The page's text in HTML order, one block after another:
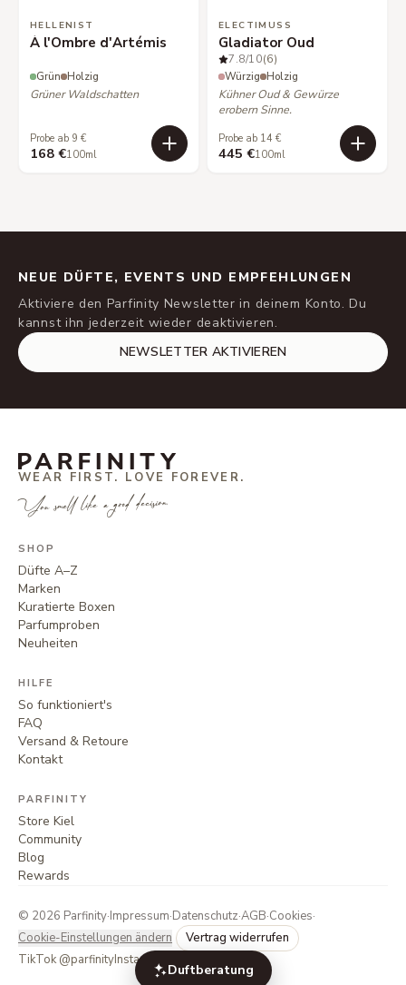
Duftberatung
HELLENIST
À l'Ombre d'Artémis
Grün Holzig
Grüner Waldschatten
Probe ab 9 €
168 €100ml
ELECTIMUSS
Gladiator Oud
7.8/10(6)
Würzig Holzig
Kühner Oud & Gewürze
erobern Sinne.
Probe ab 14 €
445 €100ml
NEUE DÜFTE, EVENTS UND EMPFEHLUNGEN
Aktiviere den Parfinity Newsletter in deinem Konto. Du
kannst ihn jederzeit wieder deaktivieren.
NEWSLETTER AKTIVIEREN
WEAR FIRST. LOVE FOREVER.
You smell like a good decision.
SHOP
Düfte A–Z
Marken
Kuratierte Boxen
Parfumproben
Neuheiten
HILFE
So funktioniert's
FAQ
Versand & Retoure
Kontakt
PARFINITY
Store Kiel
Community
Blog
Rewards
© 2026 Parfinity·Impressum·Datenschutz·AGB·Cookies·
Cookie-Einstellungen ändern
Vertrag widerrufen
TikTok @parfinityInstagram @parfinity.de